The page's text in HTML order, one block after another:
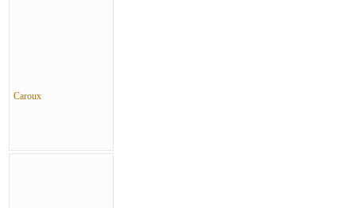
Caroux